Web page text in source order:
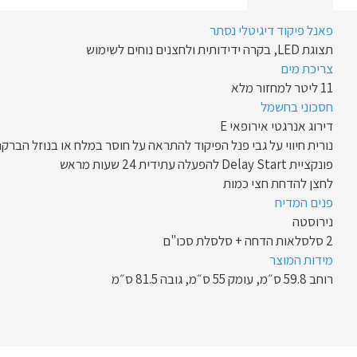
פאנל פיקוד דיגיטלי נסתר
תצוגת LED, בקרה ידידותית ולחצנים נוחים לשימוש
צריכת מים
11 ליטר למחזור מלא
חסכוני בחשמל
דירוג אנרגטי אירופאי E
נורית חיווי על גבי פנל הפיקוד להתראה על חוסר במלח או בנוזל
פונקציית Delay Start להפעלה עתידית 24 שעות מראש
לחצן להדחת חצי כמות
פנים המדיח
נירוסטה
2 סלסלאות הדחה + סלסלת סכו"ם
מידות המוצר
רוחב 59.8 ס״מ, עומק 55 ס״מ, גובה 81.5 ס״מ